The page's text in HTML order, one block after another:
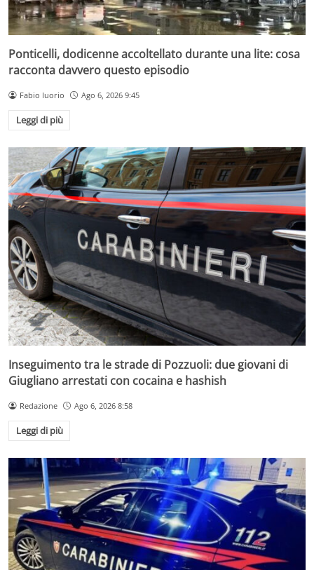
Ponticelli, dodicenne accoltellato durante una lite: cosa
racconta davvero questo episodio
Fabio Iuorio Ago 6, 2026 9:45
Leggi di più
Inseguimento tra le strade di Pozzuoli: due giovani di
Giugliano arrestati con cocaina e hashish
Redazione Ago 6, 2026 8:58
Leggi di più